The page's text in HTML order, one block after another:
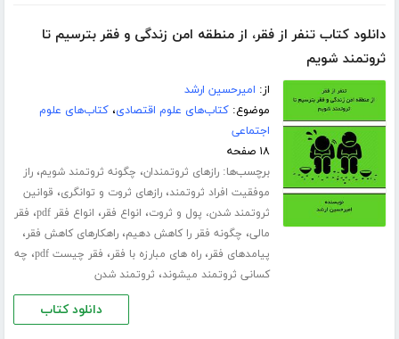
دانلود کتاب تنفر از فقر، از منطقه امن زندگی و فقر بترسیم تا
ثروتمند شویم
از: امیرحسین ارشد
موضوع:کتاب‌های علوم اقتصادی،کتاب‌های علوم
اجتماعی
۱۸ صفحه
برچسب‌ها:رازهای ثروتمندان، چگونه ثروتمند شویم،راز
موفقیت افراد ثروتمند،رازهای ثروت و توانگری، قوانین
ثروتمند شدن، پول و ثروت، انواع فقر، انواع فقر pdf ، فقر
مالی، چگونه فقر را کاهش دهیم،راهکارهای کاهش فقر،
پیامدهای فقر،راه های مبارزه با فقر، فقر چیست pdf ، چه
کسانی ثروتمند میشوند، ثروتمند شدن
دانلود کتاب